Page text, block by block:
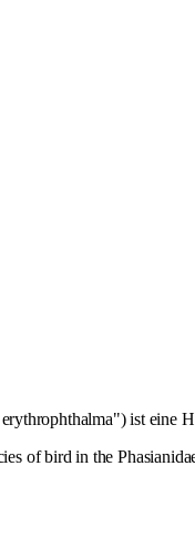
ist eine
of bird in the